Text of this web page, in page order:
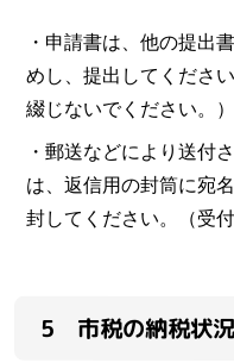
・申請書は、他の提出
めし、提出してくださ
綴じないでください。）
・郵送などにより送付
は、返信用の封筒に宛
封してください。（受
5 市税の納税状